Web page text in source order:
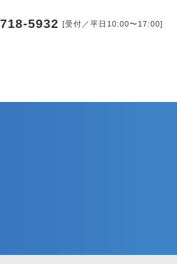
5932 [受付／平日10:00〜17:00]